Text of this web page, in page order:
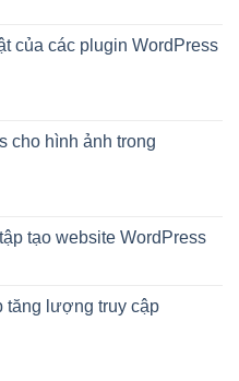
của các plugin WordPress
cho hình ảnh trong
tạo website WordPress
tăng lượng truy cập